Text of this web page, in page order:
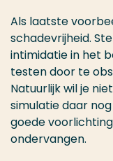
Als laatste
schadevrijheid.
intimidatie in het
testen door te
Natuurlijk wil je
simulatie daar
goede
ondervangen.